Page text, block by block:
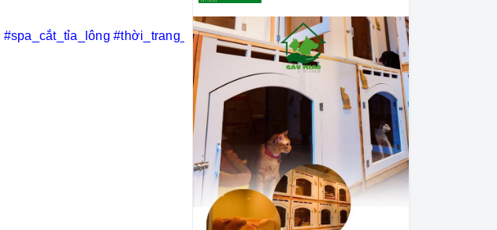
#spa_cắt_tỉa_lông #thời_trang_thú_cưng #khách_sạn_thú_cưng